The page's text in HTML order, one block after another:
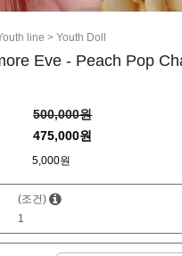
line > Youth Doll
Eve - Peach Pop
500,000원
475,000원
5,000원
(조건)
1